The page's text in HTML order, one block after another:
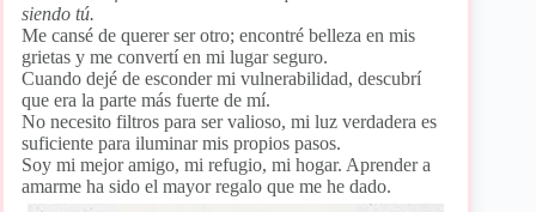
siendo tú.
Me cansé de querer ser otro; encontré belleza en mis
grietas y me convertí en mi lugar seguro.
Cuando dejé de esconder mi vulnerabilidad, descubrí
que era la parte más fuerte de mí.
No necesito filtros para ser valioso, mi luz verdadera es
suficiente para iluminar mis propios pasos.
Soy mi mejor amigo, mi refugio, mi hogar. Aprender a
amarme ha sido el mayor regalo que me he dado.